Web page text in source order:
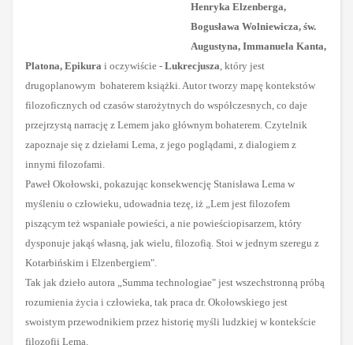
Henryka Elzenberga,
Bogusława Wolniewicza, św.
Augustyna, Immanuela Kanta,
Platona, Epikura i oczywiście - Lukrecjusza, który jest
drugoplanowym bohaterem książki.Autor tworzy mapę kontekstów
filozoficznych od czasów starożytnych do współczesnych, co daje
przejrzystą narrację z Lemem jako głównym bohaterem. Czytelnik
zapoznaje się z dziełami Lema, z jego poglądami, z dialogiem z
innymi filozofami.
Paweł Okołowski, pokazując konsekwencję Stanisława Lema w
myśleniu o człowieku, udowadnia tezę, iż „Lem jest filozofem
piszącym też wspaniałe powieści, a nie powieściopisarzem, który
dysponuje jakąś własną, jak wielu, filozofią. Stoi w jednym szeregu z
Kotarbińskim i Elzenbergiem".
Tak jak dzieło autora „Summa technologiae" jest wszechstronną próbą
rozumienia życia i człowieka, tak praca dr. Okołowskiego jest
swoistym przewodnikiem przez historię myśli ludzkiej w kontekście
filozofii Lema.